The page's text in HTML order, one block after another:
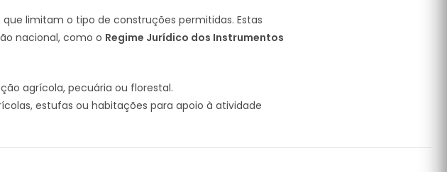
limitam o tipo de construções permitidas. Estas
nacional, como o Regime Jurídico dos Instrumentos
agrícola, pecuária ou florestal.
estufas ou habitações para apoio à atividade